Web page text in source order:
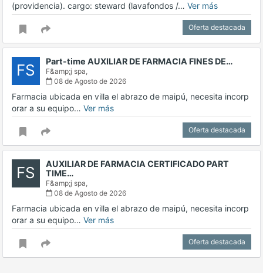
(providencia). cargo: steward (lavafondos /… Ver más
Oferta destacada
FS Part-time AUXILIAR DE FARMACIA FINES DE…
F&amp;j spa,
08 de Agosto de 2026
Farmacia ubicada en villa el abrazo de maipú, necesita incorp
orar a su equipo… Ver más
Oferta destacada
FS
AUXILIAR DE FARMACIA CERTIFICADO PART
TIME…
F&amp;j spa,
08 de Agosto de 2026
Farmacia ubicada en villa el abrazo de maipú, necesita incorp
orar a su equipo… Ver más
Oferta destacada